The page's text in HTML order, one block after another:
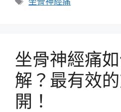
坐骨神經痛
解？最有效
開！